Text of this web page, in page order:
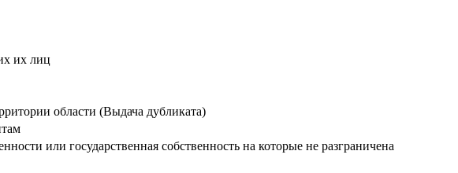
их лиц
области (Выдача дубликата)
или государственная собственность на которые не разграничена